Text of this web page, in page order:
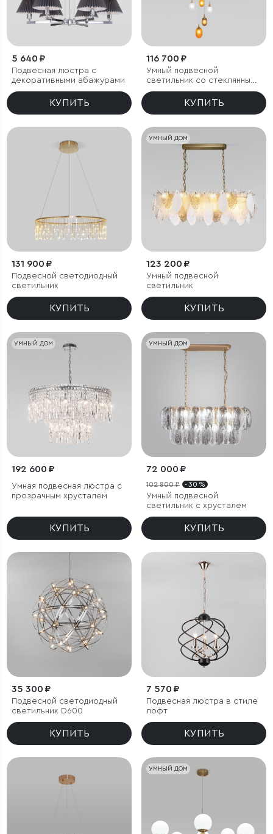
5 640 ₽
Подвесная люстра с
декоративными абажурами
КУПИТЬ
116 700 ₽
Умный подвесной
светильник со стеклянными
плафонами
КУПИТЬ
131 900 ₽
Подвесной светодиодный
светильник
КУПИТЬ
УМНЫЙ ДОМ
123 200 ₽
Умный подвесной
светильник
КУПИТЬ
УМНЫЙ ДОМ
192 600 ₽
Умная подвесная люстра с
прозрачным хрусталем
КУПИТЬ
УМНЫЙ ДОМ
72 000 ₽
102 800 ₽ - 30 %
Умный подвесной
светильник с хрусталем
КУПИТЬ
35 300 ₽
Подвесной светодиодный
светильник D600
КУПИТЬ
7 570 ₽
Подвесная люстра в стиле
лофт
КУПИТЬ
УМНЫЙ ДОМ